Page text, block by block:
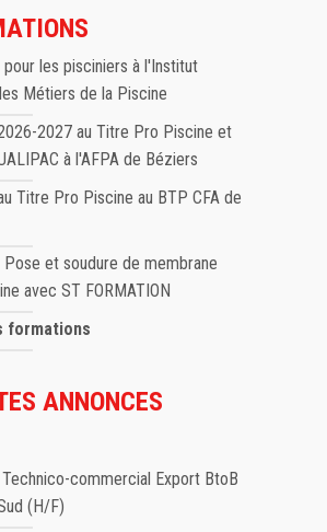
pour les pisciniers à l'Institut
Métiers de la Piscine
2027 au Titre Pro Piscine et
à l'AFPA de Béziers
Titre Pro Piscine au BTP CFA de
Pose et soudure de membrane
avec ST FORMATION
formations
ANNONCES
commercial Export BtoB
(H/F)